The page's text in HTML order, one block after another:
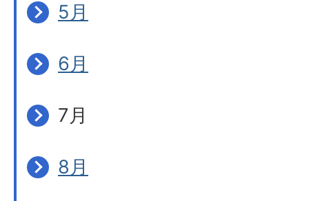
5月
6月
7月
8月